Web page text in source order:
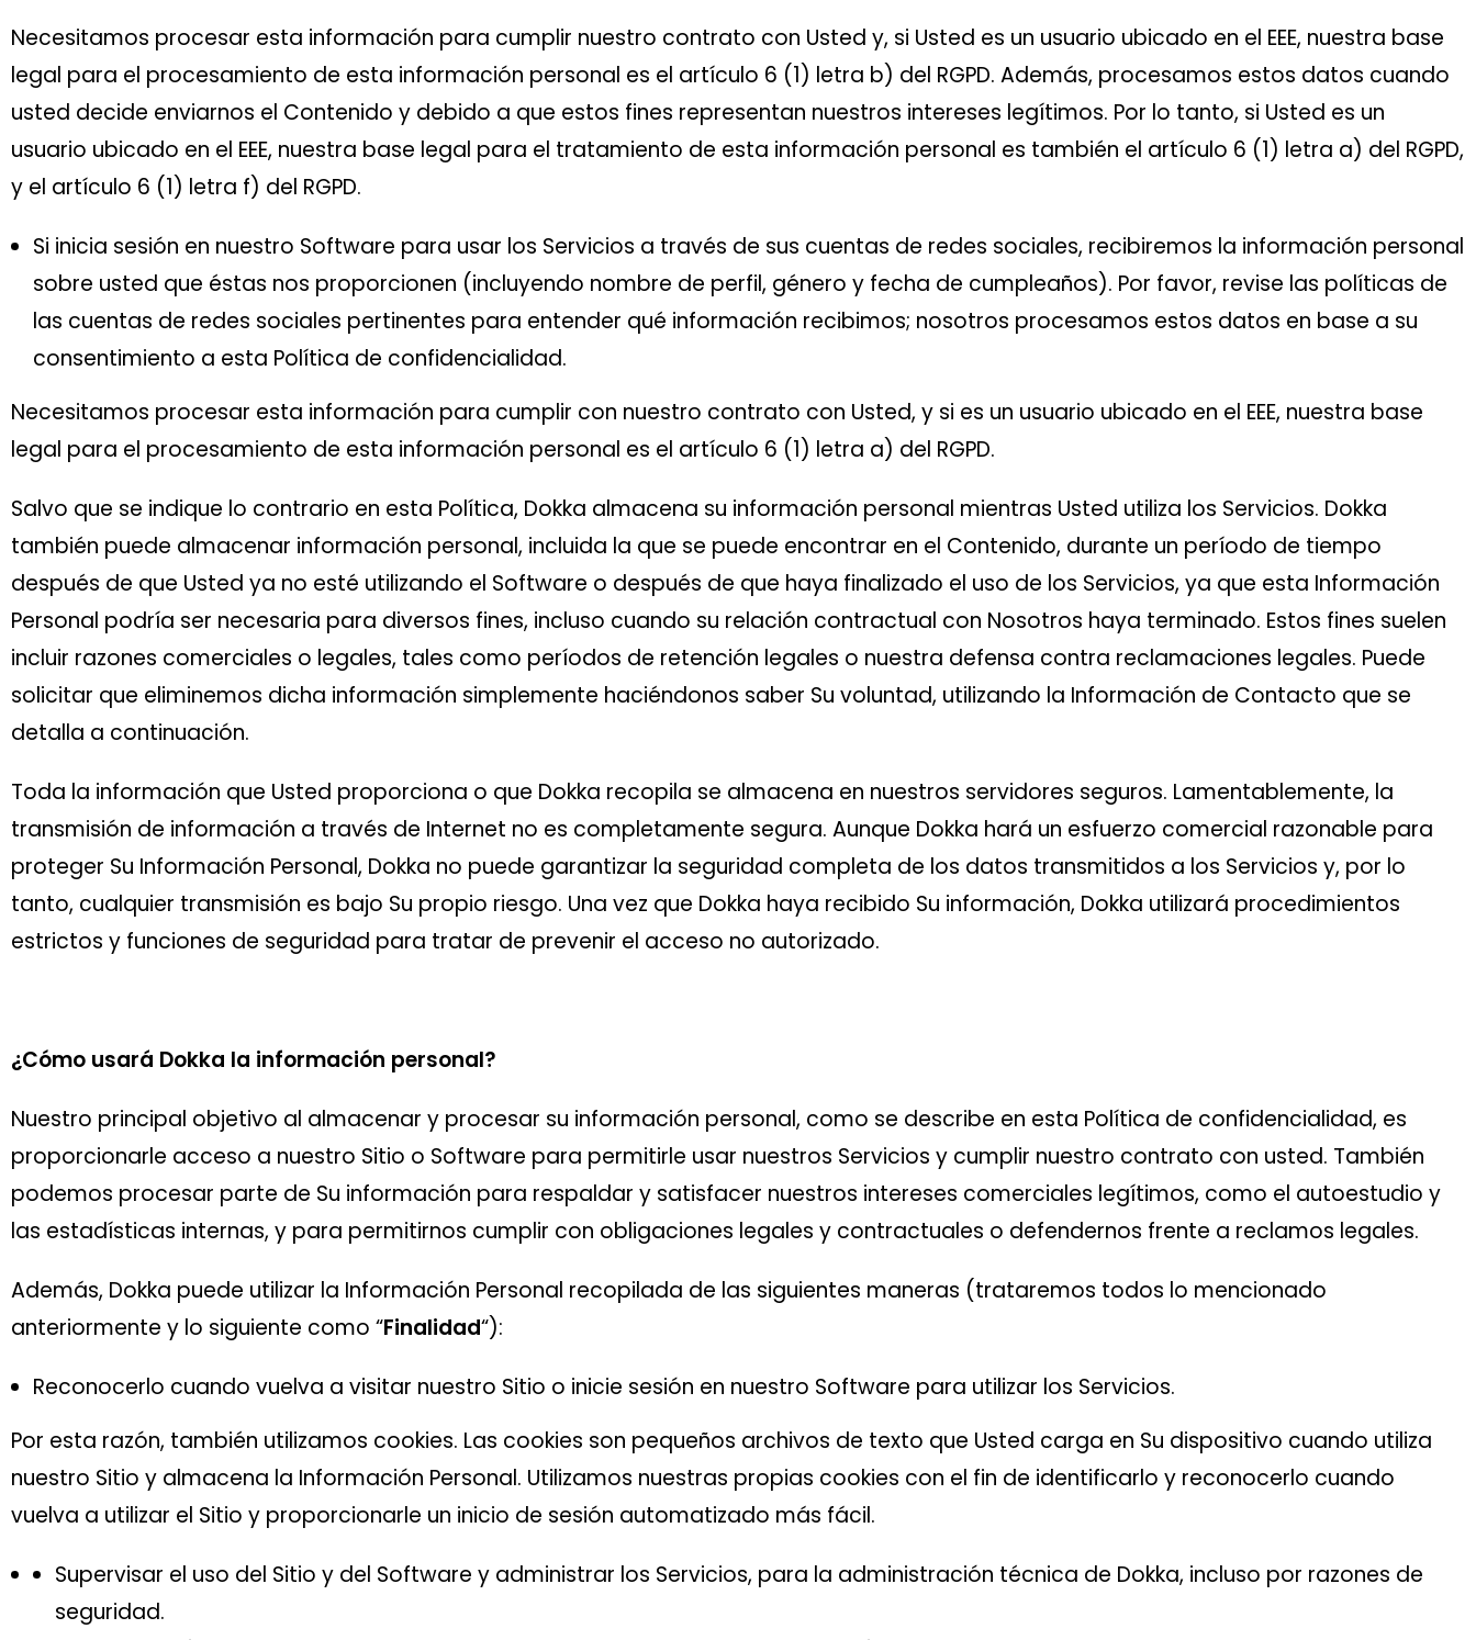
Necesitamos procesar esta información para cumplir nuestro contrato con Usted y, si Usted es un usuario ubicado en el EEE, nuestra base
legal para el procesamiento de esta información personal es el artículo 6 (1) letra b) del RGPD. Además, procesamos estos datos cuando
usted decide enviarnos el Contenido y debido a que estos fines representan nuestros intereses legítimos. Por lo tanto, si Usted es un
usuario ubicado en el EEE, nuestra base legal para el tratamiento de esta información personal es también el artículo 6 (1) letra a) del RGPD,
y el artículo 6 (1) letra f) del RGPD.
Si inicia sesión en nuestro Software para usar los Servicios a través de sus cuentas de redes sociales, recibiremos la información personal
sobre usted que éstas nos proporcionen (incluyendo nombre de perfil, género y fecha de cumpleaños). Por favor, revise las políticas de
las cuentas de redes sociales pertinentes para entender qué información recibimos; nosotros procesamos estos datos en base a su
consentimiento a esta Política de confidencialidad.
Necesitamos procesar esta información para cumplir con nuestro contrato con Usted, y si es un usuario ubicado en el EEE, nuestra base
legal para el procesamiento de esta información personal es el artículo 6 (1) letra a) del RGPD.
Salvo que se indique lo contrario en esta Política, Dokka almacena su información personal mientras Usted utiliza los Servicios. Dokka
también puede almacenar información personal, incluida la que se puede encontrar en el Contenido, durante un período de tiempo
después de que Usted ya no esté utilizando el Software o después de que haya finalizado el uso de los Servicios, ya que esta Información
Personal podría ser necesaria para diversos fines, incluso cuando su relación contractual con Nosotros haya terminado. Estos fines suelen
incluir razones comerciales o legales, tales como períodos de retención legales o nuestra defensa contra reclamaciones legales. Puede
solicitar que eliminemos dicha información simplemente haciéndonos saber Su voluntad, utilizando la Información de Contacto que se
detalla a continuación.
Toda la información que Usted proporciona o que Dokka recopila se almacena en nuestros servidores seguros. Lamentablemente, la
transmisión de información a través de Internet no es completamente segura. Aunque Dokka hará un esfuerzo comercial razonable para
proteger Su Información Personal, Dokka no puede garantizar la seguridad completa de los datos transmitidos a los Servicios y, por lo
tanto, cualquier transmisión es bajo Su propio riesgo. Una vez que Dokka haya recibido Su información, Dokka utilizará procedimientos
estrictos y funciones de seguridad para tratar de prevenir el acceso no autorizado.
¿Cómo usará Dokka la información personal?
Nuestro principal objetivo al almacenar y procesar su información personal, como se describe en esta Política de confidencialidad, es
proporcionarle acceso a nuestro Sitio o Software para permitirle usar nuestros Servicios y cumplir nuestro contrato con usted. También
podemos procesar parte de Su información para respaldar y satisfacer nuestros intereses comerciales legítimos, como el autoestudio y
las estadísticas internas, y para permitirnos cumplir con obligaciones legales y contractuales o defendernos frente a reclamos legales.
Además, Dokka puede utilizar la Información Personal recopilada de las siguientes maneras (trataremos todos lo mencionado
anteriormente y lo siguiente como “Finalidad“):
Reconocerlo cuando vuelva a visitar nuestro Sitio o inicie sesión en nuestro Software para utilizar los Servicios.
Por esta razón, también utilizamos cookies. Las cookies son pequeños archivos de texto que Usted carga en Su dispositivo cuando utiliza
nuestro Sitio y almacena la Información Personal. Utilizamos nuestras propias cookies con el fin de identificarlo y reconocerlo cuando
vuelva a utilizar el Sitio y proporcionarle un inicio de sesión automatizado más fácil.
Supervisar el uso del Sitio y del Software y administrar los Servicios, para la administración técnica de Dokka, incluso por razones de
seguridad.